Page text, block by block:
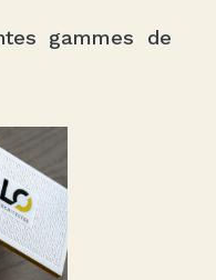
gammes de